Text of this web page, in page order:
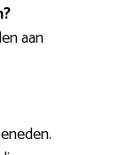
aan